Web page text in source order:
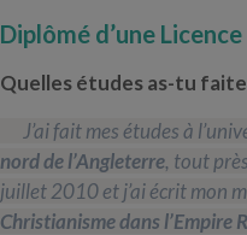
Diplômé d’une
Quelles études as-tu
J’ai fait mes études à
nord de l’Angleterre, tout
juillet 2010 et j’ai écrit mon
Christianisme dans l’Empire